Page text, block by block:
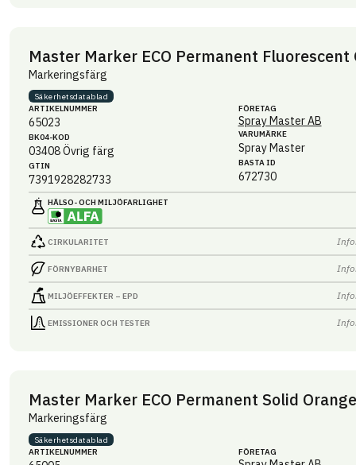
Master Marker ECO Permanent Fluorescent
Markeringsfärg
Säkerhets­datablad
ARTIKEL­NUMMER
65023
BK04-KOD
03408Övrig färg
GTIN
7391928282733
FÖRETAG
Spray Master AB
VARUMÄRKE
Spray Master
BASTA ID
672730
HÄLSO- OCH MILJÖ­FARLIGHET
CIRKULARITET
FÖRNYBARHET
MILJÖEFFEKTER – EPD
EMISSIONER OCH TESTER
Master Marker ECO Permanent Solid Orange
Markeringsfärg
Säkerhets­datablad
ARTIKEL­NUMMER
FÖRETAG